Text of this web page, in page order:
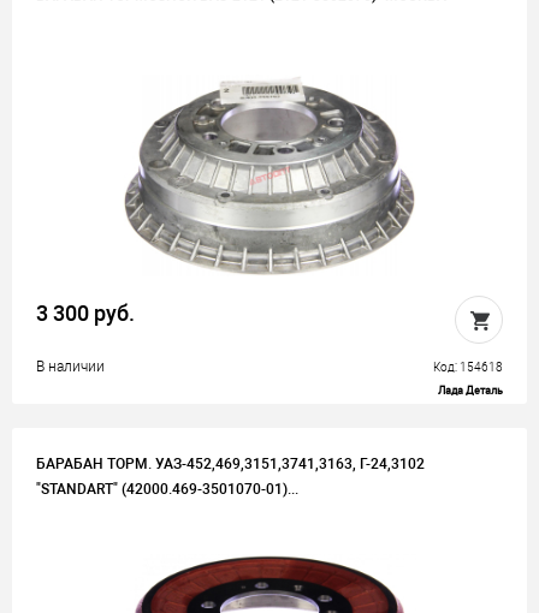
3 300 руб.
В наличии Код: 154618
Лада Деталь
БАРАБАН ТОРМ. УАЗ-452,469,3151,3741,3163, Г-24,3102
"STANDART" (42000.469-3501070-01)...